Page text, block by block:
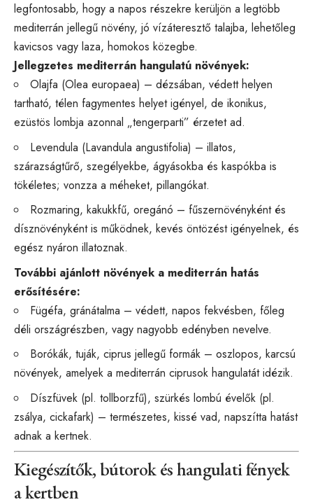
legfontosabb, hogy a napos részekre kerüljön a legtöbb
mediterrán jellegű növény, jó vízáteresztő talajba, lehetőleg
kavicsos vagy laza, homokos közegbe.
Jellegzetes mediterrán hangulatú növények:
Olajfa (Olea europaea) – dézsában, védett helyen
tartható, télen fagymentes helyet igényel, de ikonikus,
ezüstös lombja azonnal „tengerparti” érzetet ad.
Levendula (Lavandula angustifolia) – illatos,
szárazságtűrő, szegélyekbe, ágyásokba és kaspókba is
tökéletes; vonzza a méheket, pillangókat.
Rozmaring, kakukkfű, oregánó – fűszernövényként és
dísznövényként is működnek, kevés öntözést igényelnek, és
egész nyáron illatoznak.
További ajánlott növények a mediterrán hatás
erősítésére:
Fügéfa, gránátalma – védett, napos fekvésben, főleg
déli országrészben, vagy nagyobb edényben nevelve.
Borókák, tuják, ciprus jellegű formák – oszlopos, karcsú
növények, amelyek a mediterrán ciprusok hangulatát idézik.
Díszfüvek (pl. tollborzfű), szürkés lombú évelők (pl.
zsálya, cickafark) – természetes, kissé vad, napszítta hatást
adnak a kertnek.
Kiegészítők, bútorok és hangulati fények
a kertben